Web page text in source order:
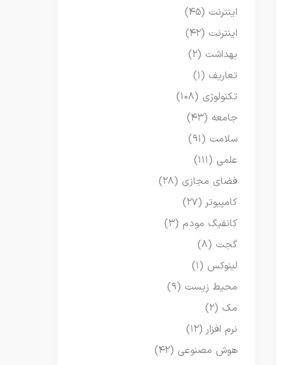
اینترنت (۴۵)
اینترنت (۴۲)
بهداشت (۲)
تعاریف (۱)
تکنولوژی (۱۰۸)
جامعه (۴۳)
سلامت (۹۱)
علمی (۱۱۱)
فضای مجازی (۲۸)
کامپیوتر(۲۷)
کانفیگ مودم (۳)
گجت (۸)
لینوکس (۱)
محیط زیست (۹)
مک (۲)
نرم افزار(۱۲)
هوش مصنوعی (۴۲)